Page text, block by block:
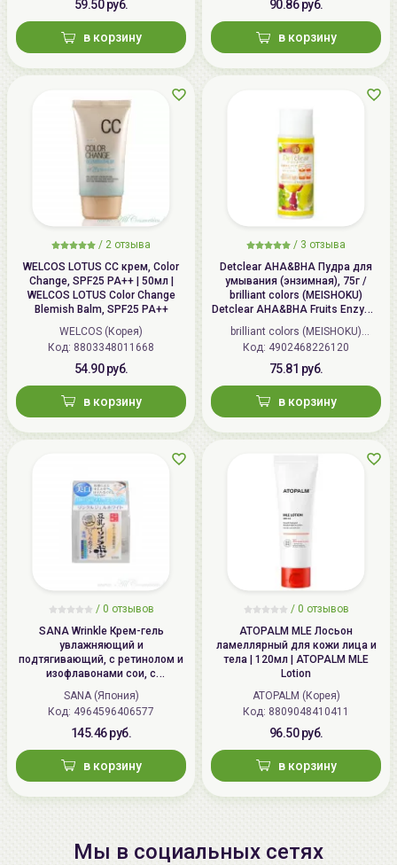
59.50 руб.
в корзину
90.86 руб.
в корзину
/ 2 отзыва
WELCOS LOTUS СС крем, Color
Change, SPF25 PA++ | 50мл |
WELCOS LOTUS Color Change
Blemish Balm, SPF25 PA++
WELCOS (Корея)
Код: 8803348011668
54.90 руб.
в корзину
/ 3 отзыва
Detclear AHA&BHA Пудра для
умывания (энзимная), 75г /
brilliant colors (MEISHOKU)
Detclear AHA&BHA Fruits Enzyme
Powder Wash
brilliant colors (MEISHOKU)
(Япония)
Код: 4902468226120
75.81 руб.
в корзину
/ 0 отзывов
SANA Wrinkle Крем-гель
увлажняющий и
подтягивающий, с ретинолом и
изофлавонами сои, с
осветляющим эффектом | 100г |
Wrinkle Gel Cream (Whitening)
SANA (Япония)
Код: 4964596406577
145.46 руб.
в корзину
/ 0 отзывов
ATOPALM MLE Лосьон
ламеллярный для кожи лица и
тела | 120мл | ATOPALM MLE
Lotion
ATOPALM (Корея)
Код: 8809048410411
96.50 руб.
в корзину
Мы в социальных сетях